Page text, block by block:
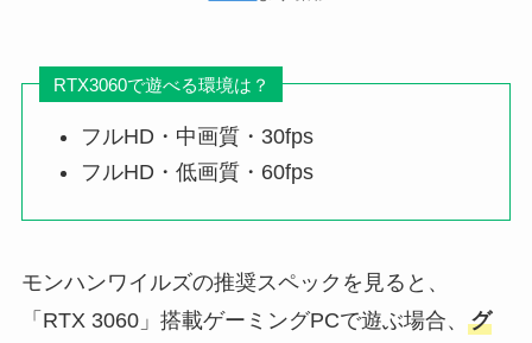
RTX3060で遊べる環境は？
フルHD・中画質・30fps
フルHD・低画質・60fps
モンハンワイルズの推奨スペックを見ると、
「RTX 3060」搭載ゲーミングPCで遊ぶ場合、 グ